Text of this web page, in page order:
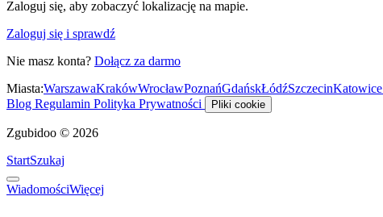
Zaloguj się, aby zobaczyć lokalizację na mapie.
Zaloguj się i sprawdź
Nie masz konta? Dołącz za darmo
Miasta:WarszawaKrakówWrocławPoznańGdańskŁódźSzczecinKatowice
Blog Regulamin Polityka Prywatności Pliki cookie
Zgubidoo © 2026
StartSzukaj
WiadomościWięcej